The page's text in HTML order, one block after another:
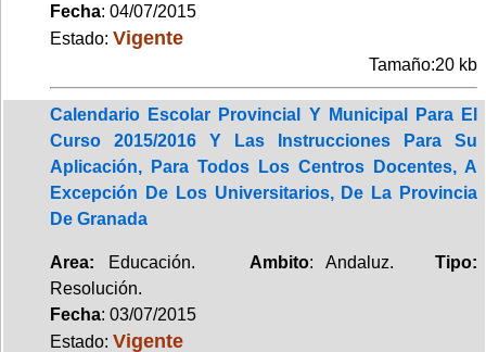
Fecha: 04/07/2015
Estado: Vigente
Tamaño:20 kb
Calendario Escolar Provincial Y Municipal Para El
Curso 2015/2016 Y Las Instrucciones Para Su
Aplicación, Para Todos Los Centros Docentes, A
Excepción De Los Universitarios, De La Provincia
De Granada
Area: Educación. Ambito: Andaluz.Tipo:
Resolución.
Fecha: 03/07/2015
Estado: Vigente